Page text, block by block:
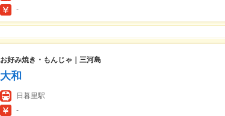
-
お好み焼き・もんじゃ｜三河島
大和
日暮里駅
-